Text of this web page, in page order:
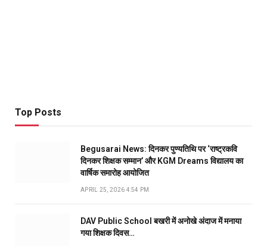
Top Posts
Begusarai News: दिनकर पुण्यतिथि पर ‘राष्ट्रकवि
दिनकर शिक्षक सम्मान’ और KGM Dreams विद्यालय का
वार्षिक समारोह आयोजित
APRIL 25, 2026 4:54 PM
DAV Public School बखरी में अनोखे अंदाज में मनाया
गया शिक्षक दिवस…